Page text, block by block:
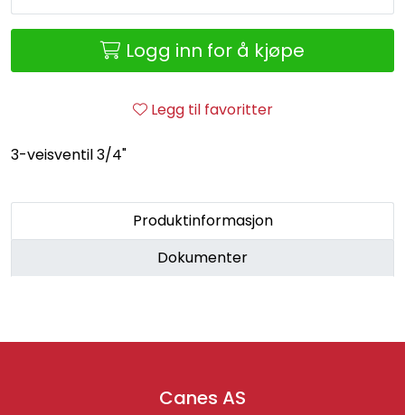
Logg inn for å kjøpe
Legg til favoritter
3-veisventil 3/4"
Produktinformasjon
Dokumenter
Canes AS